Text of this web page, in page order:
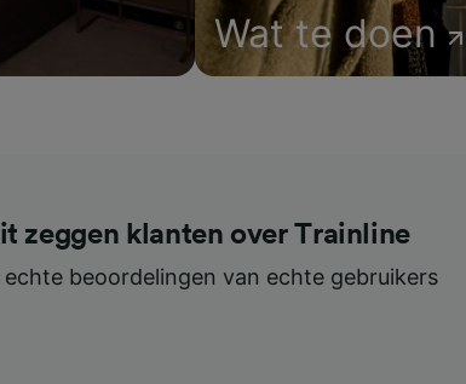
Wat te doen
zeggen klanten over Trainline
echte beoordelingen van echte gebruikers